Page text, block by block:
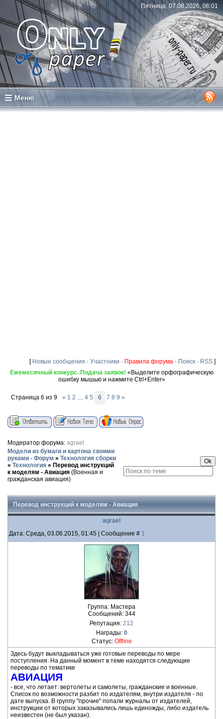
Пятница, 07.08.2026, 06:01
Меню
[ Новые сообщения · Участники · Правила форума · Поиск · RSS ]
Ежемесячный конкурс. Подача заявок! «Выделите орфографическую
ошибку мышью и нажмите Ctrl+Enter»
Страница 6 из 9 « 1 2 … 4 5 6 7 8 9 »
Модератор форума: agrael
Модели из бумаги и картона своими
руками - Форум » Технология сборки
» Технология » Перевод инструкций
к моделям - Авиация (Военная и
гражданская авиация)
Перевод инструкций к моделям - Авиация
agrael
Дата: Среда, 03.06.2015, 01:45 | Сообщение # 1
Группа: Мастера
Сообщений: 344
Репутация: 212
Награды: 0
Статус: Offline
Здесь будут выкладываться уже готовые переводы по мере
поступления. На данный момент в теме находятся следующие
переводы по тематике
АВИАЦИЯ
- все, что летает: вертолеты и самолеты, гражданские и военные.
Список по возможности разбит по издателям, внутри издателя - по
дате выпуска. В группу "прочие" попали журналы от издателей,
инструкции от которых заказывались лишь единожды, либо издатель
неизвестен (не был указан).